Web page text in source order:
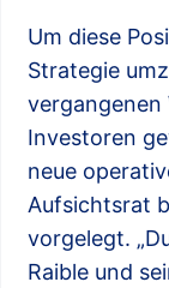
Um diese
Strategie
Investoren
neue
Aufsichtsrat
vorgelegt.
Raible und